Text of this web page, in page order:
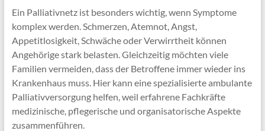
Ein Palliativnetz ist besonders wichtig, wenn Symptome
komplex werden. Schmerzen, Atemnot, Angst,
Appetitlosigkeit, Schwäche oder Verwirrtheit können
Angehörige stark belasten. Gleichzeitig möchten viele
Familien vermeiden, dass der Betroffene immer wieder ins
Krankenhaus muss. Hier kann eine spezialisierte ambulante
Palliativversorgung helfen, weil erfahrene Fachkräfte
medizinische, pflegerische und organisatorische Aspekte
zusammenführen.